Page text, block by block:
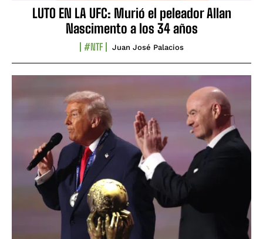
LUTO EN LA UFC: Murió el peleador Allan
Nascimento a los 34 años
#NTF Juan José Palacios